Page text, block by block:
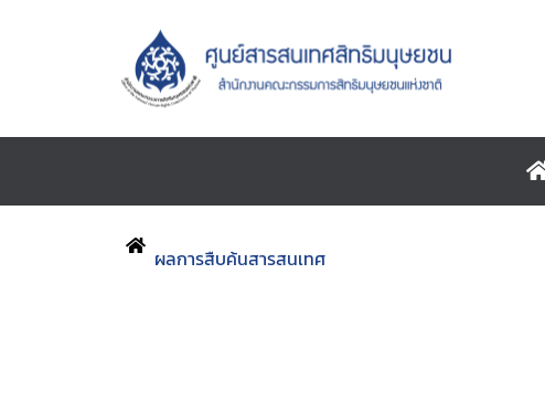
ผลการสืบค้นสารสนเทศ